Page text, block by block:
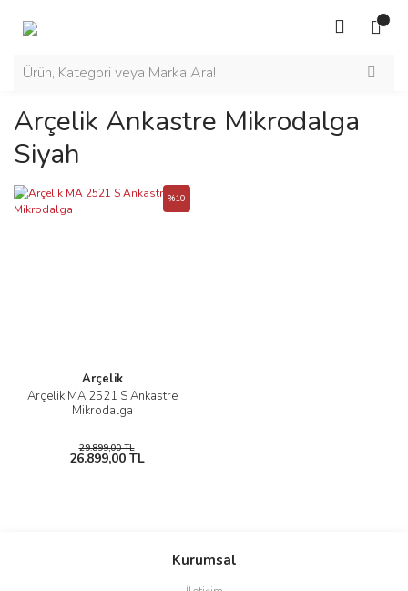
Arçelik Ankastre Mikrodalga
Siyah
Arçelik
Arçelik MA 2521 S Ankastre
Mikrodalga
%10
29.899,00 TL
26.899,00 TL
Kurumsal